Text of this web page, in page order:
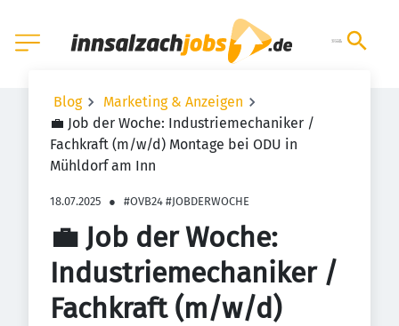
Blog
Marketing & Anzeigen
💼 Job der Woche: Industriemechaniker /
Fachkraft (m/w/d) Montage bei ODU in
Mühldorf am Inn
18.07.2025 ● #OVB24 #JOBDERWOCHE
💼 Job der Woche:
Industriemechaniker /
Fachkraft (m/w/d)